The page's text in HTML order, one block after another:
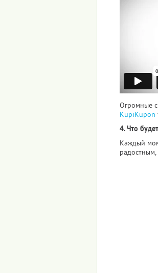
Огромные
KupiKupon
4. Что
Каждый